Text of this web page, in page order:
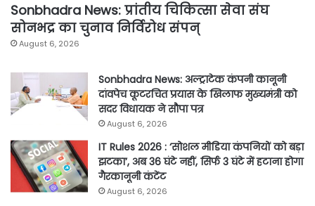
Sonbhadra News: प्रांतीय चिकित्सा सेवा संघ
सोनभद्र का चुनाव निर्विरोध संपन्
August 6, 2026
Sonbhadra News: अल्ट्राटेक कंपनी कानूनी
दांवपेच कूटरचित प्रयास के खिलाफ मुख्यमंत्री को
सदर विधायक ने सौपा पत्र
August 6, 2026
IT Rules 2026 : ‘सोशल मीडिया कंपनियों को बड़ा
झटका’, अब 36 घंटे नहीं, सिर्फ 3 घंटे में हटाना होगा
गैरकानूनी कंटेंट
August 6, 2026